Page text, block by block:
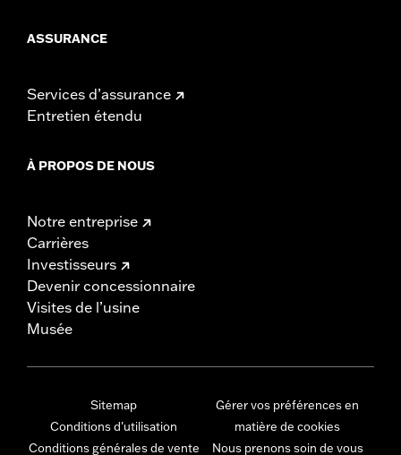
ASSURANCE
Services d’assurance
Entretien étendu
À PROPOS DE NOUS
Notre entreprise
Carrières
Investisseurs
Devenir concessionnaire
Visites de l’usine
Musée
Sitemap
Conditions d'utilisation
Conditions générales de vente
Gérer vos préférences en
matière de cookies
Nous prenons soin de vous